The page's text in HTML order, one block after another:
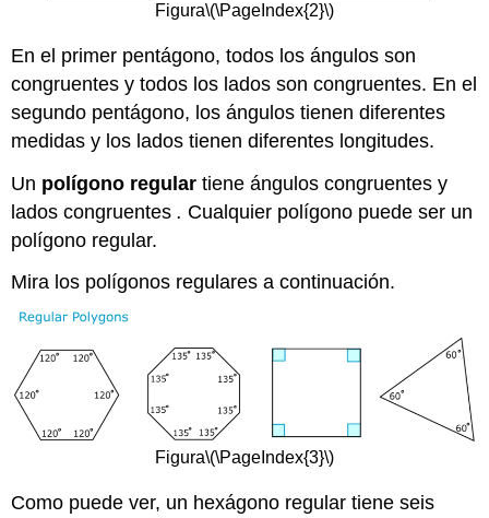
Figura\(\PageIndex{2}\)
En el primer pentágono, todos los ángulos son
congruentes y todos los lados son congruentes. En el
segundo pentágono, los ángulos tienen diferentes
medidas y los lados tienen diferentes longitudes.
Un polígono regular tiene ángulos congruentes y
lados congruentes . Cualquier polígono puede ser un
polígono regular.
Mira los polígonos regulares a continuación.
Figura\(\PageIndex{3}\)
Como puede ver, un hexágono regular tiene seis